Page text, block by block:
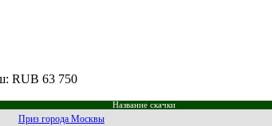
RUB 63 750
Название скачки
Приз города Москвы